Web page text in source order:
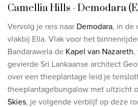
Camellia Hills - Demodara
Vervolg je reis naar Demodara, in de
vlakbij Ella. Vlak voor het
Bandarawela de Kapel van Nazareth,
gevierde Sri Lankaanse architect
over een theeplantage leid je
theeplantagebungalow met uitzicht
Skies, je volgende verblijf op deze